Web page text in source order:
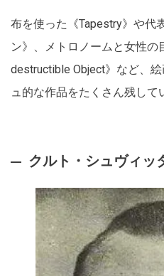
布を使った《Tapestry》や代
ン》、メトロノームと女性
destructible Object》など、
ュ的な作品をたくさん残して
クルト・シュヴィッ